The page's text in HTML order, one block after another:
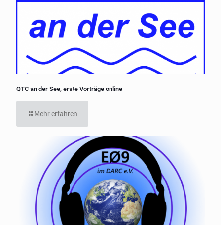
QTC an der See, erste Vorträge online
Mehr erfahren